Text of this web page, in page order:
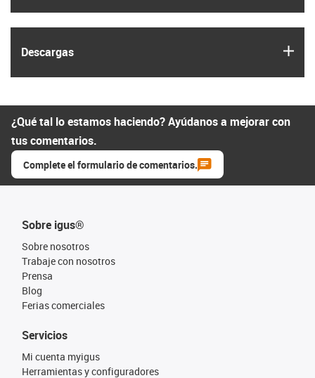
Descargas
¿Qué tal lo estamos haciendo? Ayúdanos a mejorar con
tus comentarios.
Complete el formulario de comentarios.
Sobre igus®
Sobre nosotros
Trabaje con nosotros
Prensa
Blog
Ferias comerciales
Servicios
Mi cuenta myigus
Herramientas y configuradores